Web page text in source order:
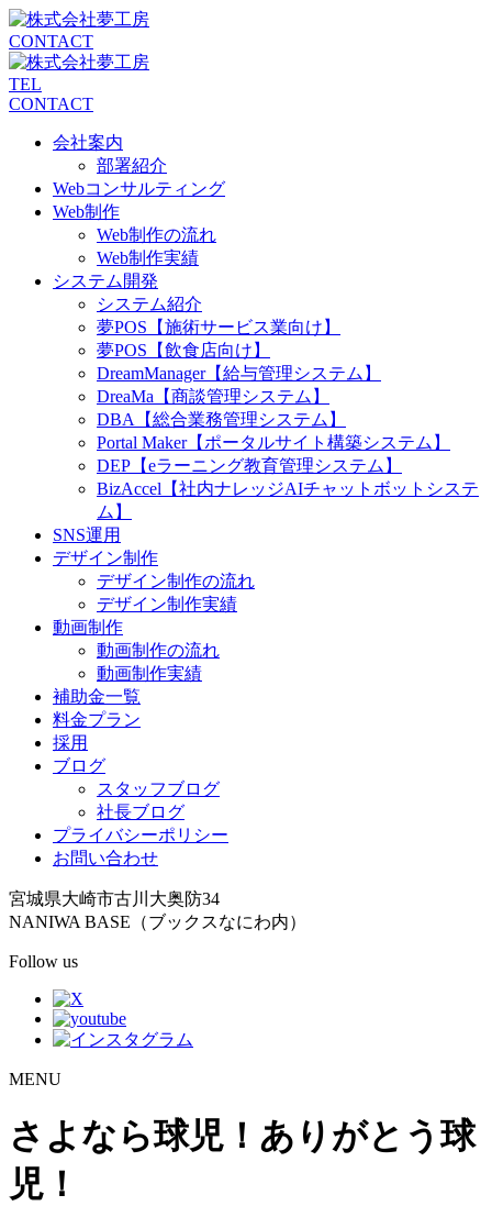
CONTACT
TEL
CONTACT
会社案内
部署紹介
Webコンサルティング
Web制作
Web制作の流れ
Web制作実績
システム開発
システム紹介
夢POS【施術サービス業向け】
夢POS【飲食店向け】
DreamManager【給与管理システム】
DreaMa【商談管理システム】
DBA【総合業務管理システム】
Portal Maker【ポータルサイト構築システム】
DEP【eラーニング教育管理システム】
BizAccel【社内ナレッジAIチャットボットシステ
ム】
SNS運用
デザイン制作
デザイン制作の流れ
デザイン制作実績
動画制作
動画制作の流れ
動画制作実績
補助金一覧
料金プラン
採用
ブログ
スタッフブログ
社長ブログ
プライバシーポリシー
お問い合わせ
宮城県大崎市古川大奥防34
NANIWA BASE（ブックスなにわ内）
Follow us
MENU
さよなら球児！ありがとう球
児！